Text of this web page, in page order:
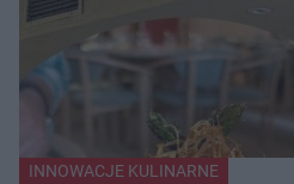
INNOWACJE KULINARNE